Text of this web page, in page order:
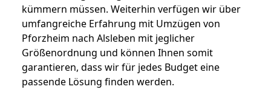
kümmern müssen. Weiterhin verfügen wir über
umfangreiche Erfahrung mit Umzügen von
Pforzheim nach Alsleben mit jeglicher
Größenordnung und können Ihnen somit
garantieren, dass wir für jedes Budget eine
passende Lösung finden werden.